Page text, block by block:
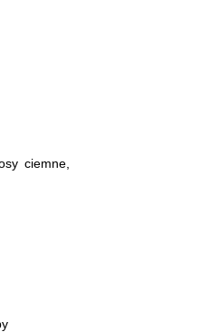
ciemne,